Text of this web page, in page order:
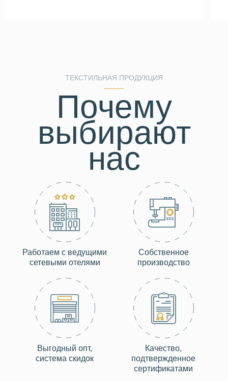
ТЕКСТИЛЬНАЯ ПРОДУКЦИЯ
Почему
выбирают
нас
Работаем с ведущими
сетевыми отелями
Собственное
производство
Выгодный опт,
система скидок
Качество,
подтвержденное
сертификатами